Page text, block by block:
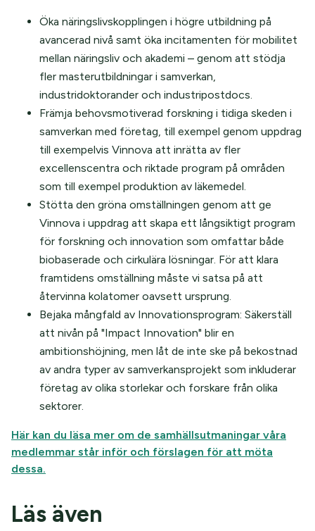
Öka näringslivskopplingen i högre utbildning på
avancerad nivå samt öka incitamenten för mobilitet
mellan näringsliv och akademi – genom att stödja
fler masterutbildningar i samverkan,
industridoktorander och industripostdocs.
Främja behovsmotiverad forskning i tidiga skeden i
samverkan med företag, till exempel genom uppdrag
till exempelvis Vinnova att inrätta av fler
excellenscentra och riktade program på områden
som till exempel produktion av läkemedel.
Stötta den gröna omställningen genom att ge
Vinnova i uppdrag att skapa ett långsiktigt program
för forskning och innovation som omfattar både
biobaserade och cirkulära lösningar. För att klara
framtidens omställning måste vi satsa på att
återvinna kolatomer oavsett ursprung.
Bejaka mångfald av Innovationsprogram: Säkerställ
att nivån på "Impact Innovation" blir en
ambitionshöjning, men låt de inte ske på bekostnad
av andra typer av samverkansprojekt som inkluderar
företag av olika storlekar och forskare från olika
sektorer.
Här kan du läsa mer om de samhällsutmaningar våra
medlemmar står inför och förslagen för att möta
dessa.
Läs även